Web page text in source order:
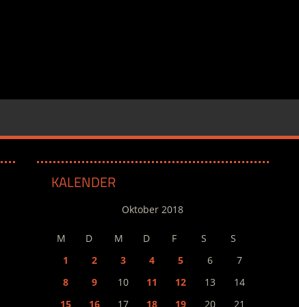
KALENDER
Oktober 2018
M D M D F S
S
1
2 3 4 5 6
7
8
9 10 11 12 13
14
15
16 17 18 19 20 21